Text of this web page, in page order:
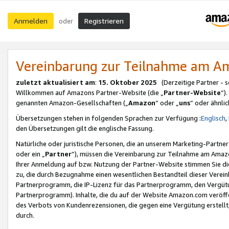
Anmelden oder Registrieren
Vereinbarung zur Teilnahme am
zuletzt aktualisiert am: 15. Oktober 2025 (Derzeitige Partner -
Willkommen auf Amazons Partner-Website (die „Partner-Website
genannten Amazon-Gesellschaften („Amazon“ oder „uns“ oder
Übersetzungen stehen in folgenden Sprachen zur Verfügung :Englisch,
den Übersetzungen gilt die englische Fassung.
Natürliche oder juristische Personen, die an unserem Marketing-
oder ein „Partner“), müssen die Vereinbarung zur Teilnahme am
Ihrer Anmeldung auf bzw. Nutzung der Partner-Website stimmen Sie
zu, die durch Bezugnahme einen wesentlichen Bestandteil dieser
Partnerprogramm, die IP-Lizenz für das Partnerprogramm, den
Partnerprogramm). Inhalte, die du auf der Website Amazon.com
des Verbots von Kundenrezensionen, die gegen eine Vergütung
durch.